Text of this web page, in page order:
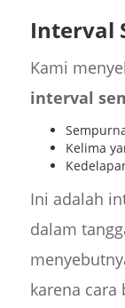
Interval
Kami
interval
Kelima
Ini adalah
dalam
karena cara